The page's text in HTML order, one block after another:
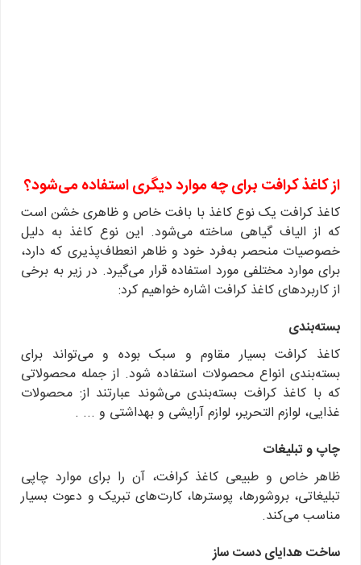
از کاغذ کرافت برای چه موارد دیگری استفاده می‌شود؟
کاغذ کرافت یک نوع کاغذ با بافت خاص و ظاهری خشن است
که از الیاف گیاهی ساخته می‌شود. این نوع کاغذ به دلیل
خصوصیات منحصر به‌فرد خود و ظاهر انعطاف‌پذیری که دارد،
برای موارد مختلفی مورد استفاده قرار می‌گیرد. در زیر به برخی
از کاربردهای کاغذ کرافت اشاره خواهیم کرد:
بسته‌بندی
کاغذ کرافت بسیار مقاوم و سبک بوده و می‌تواند برای
بسته‌بندی انواع محصولات استفاده شود. از جمله محصولاتی
که با کاغذ کرافت بسته‌بندی می‌شوند عبارتند از: محصولات
غذایی، لوازم التحریر، لوازم آرایشی و بهداشتی و ... .
چاپ و تبلیغات
ظاهر خاص و طبیعی کاغذ کرافت، آن را برای موارد چاپی
تبلیغاتی، بروشورها، پوسترها، کارت‌های تبریک و دعوت بسیار
مناسب می‌کند.
ساخت هدایای دست ساز